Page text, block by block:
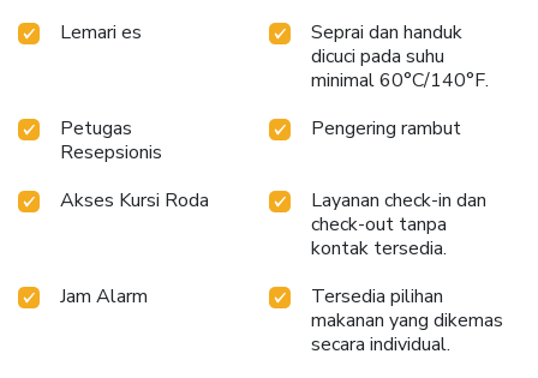
Lemari es
Seprai dan handuk
dicuci pada suhu
minimal 60°C/140°F.
Petugas
Resepsionis
Pengering rambut
Akses Kursi Roda
Layanan check-in dan
check-out tanpa
kontak tersedia.
Jam Alarm
Tersedia pilihan
makanan yang dikemas
secara individual.